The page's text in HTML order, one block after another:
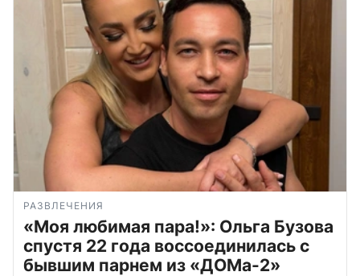
РАЗВЛЕЧЕНИЯ
«Моя любимая пара!»: Ольга Бузова
спустя 22 года воссоединилась с
бывшим парнем из «ДОМа-2»